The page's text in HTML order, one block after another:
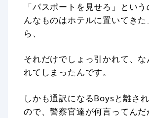
「パスポートを見せろ」とい
んなものはホテルに置いてきた
ら、
それだけでしょっ引かれて、な
れてしまったんです。
しかも通訳になるBoysと離さ
ので、警察官達が何言ってん